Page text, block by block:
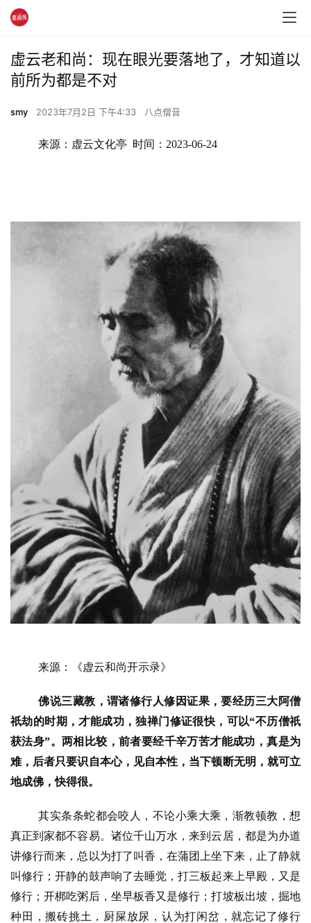
虚云老和尚：现在眼光要落地了，才知道以
前所为都是不对
smy 2023年7月2日 下午4:33 八点僧音
来源：虚云文化亭  时间：2023-06-24
来源：《虚云和尚开示录》
佛说三藏教，谓诸修行人修因证果，要经历三大阿僧
祇劫的时期，才能成功，独禅门修证很快，可以“不历僧祇
获法身”。两相比较，前者要经千辛万苦才能成功，真是为
难，后者只要识自本心，见自本性，当下顿断无明，就可立
地成佛，快得很。
其实条条蛇都会咬人，不论小乘大乘，渐教顿教，想
真正到家都不容易。诸位千山万水，来到云居，都是为办道
讲修行而来，总以为打了叫香，在蒲团上坐下来，止了静就
叫修行；开静的鼓声响了去睡觉，打三板起来上早殿，又是
修行；开梆吃粥后，坐早板香又是修行；打坡板出坡，掘地
种田，搬砖挑土，厨屎放尿，认为打闲岔，就忘记了修行